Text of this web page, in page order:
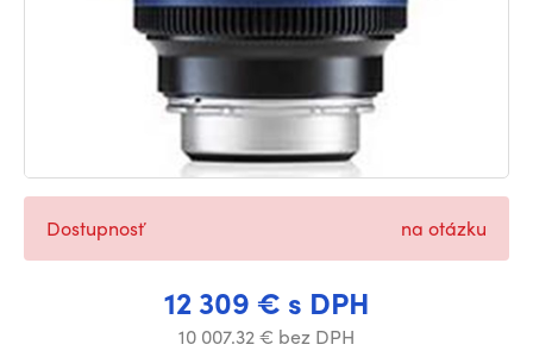
12 309 € s DPH
10 007.32 € bez DPH
Dostupnosť na otázku